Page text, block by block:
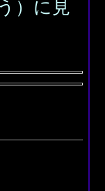
）に見